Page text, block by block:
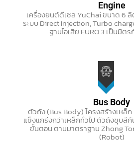
Engine
เครื่องยนต์ดีเซล YuChai ขนาด 6
ระบบ Direct Injection, Turbo
ฐานไอเสีย EURO 3 เป็นมิต
Bus Body
ตัวถัง (Bus Body) โครงสร้างเหล็
แข็งแกร่งกว่าเหล็กทั่วไป ตัวถังชุบสี
ขั้นตอน ตามมาตราฐาน Zhong
(Robot)